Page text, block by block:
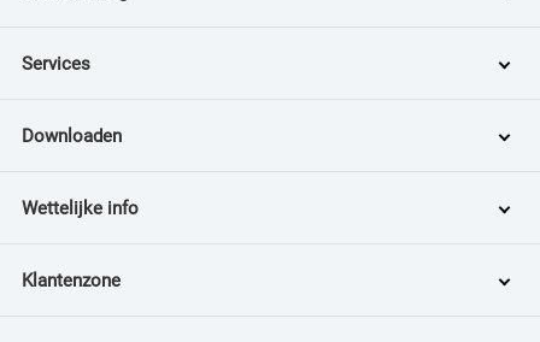
Services
Downloaden
Wettelijke info
Klantenzone